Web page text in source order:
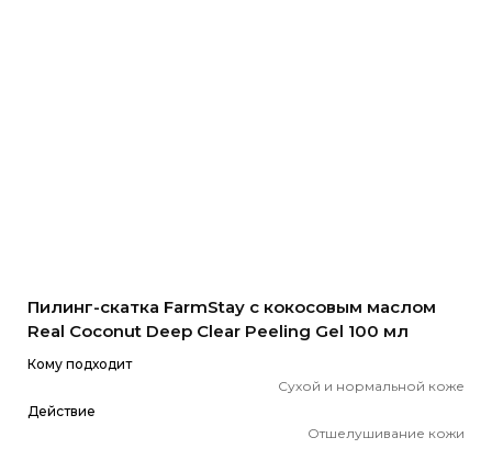
Пилинг-скатка FarmStay с кокосовым маслом
Real Coconut Deep Clear Peeling Gel 100 мл
Кому подходит
Сухой и нормальной коже
Действие
Отшелушивание кожи